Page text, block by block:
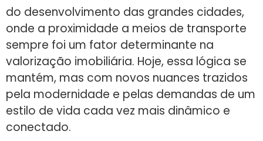
do desenvolvimento das grandes cidades,
onde a proximidade a meios de transporte
sempre foi um fator determinante na
valorização imobiliária. Hoje, essa lógica se
mantém, mas com novos nuances trazidos
pela modernidade e pelas demandas de um
estilo de vida cada vez mais dinâmico e
conectado.